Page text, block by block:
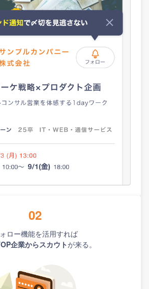
02
ロー機能を活用すれば
企業からスカウトが来る。